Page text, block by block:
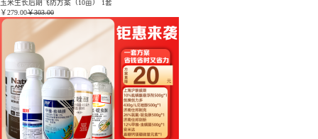
玉米生长后期飞防方案（10亩） 1套
￥279.00￥303.00